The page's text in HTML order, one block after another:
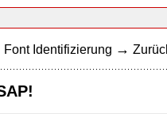
Font Identifizierung →